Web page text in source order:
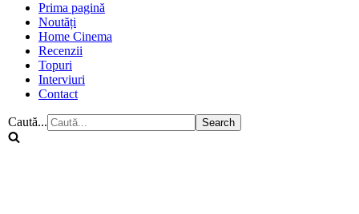
Prima pagină
Noutăți
Home Cinema
Recenzii
Topuri
Interviuri
Contact
Caută...